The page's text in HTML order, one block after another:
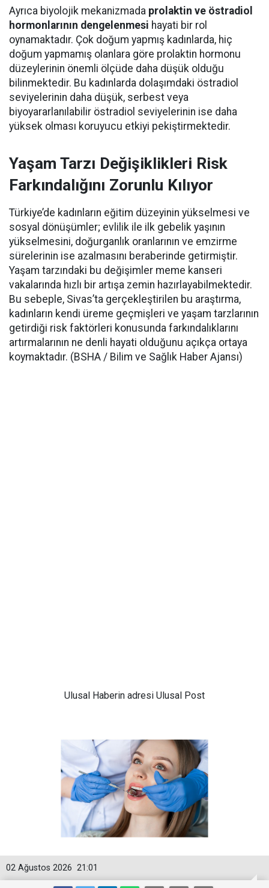
Ayrıca biyolojik mekanizmada prolaktin ve östradiol
hormonlarının dengelenmesi hayati bir rol
oynamaktadır. Çok doğum yapmış kadınlarda, hiç
doğum yapmamış olanlara göre prolaktin hormonu
düzeylerinin önemli ölçüde daha düşük olduğu
bilinmektedir. Bu kadınlarda dolaşımdaki östradiol
seviyelerinin daha düşük, serbest veya
biyoyararlanılabilir östradiol seviyelerinin ise daha
yüksek olması koruyucu etkiyi pekiştirmektedir.
Yaşam Tarzı Değişiklikleri Risk
Farkındalığını Zorunlu Kılıyor
Türkiye’de kadınların eğitim düzeyinin yükselmesi ve
sosyal dönüşümler; evlilik ile ilk gebelik yaşının
yükselmesini, doğurganlık oranlarının ve emzirme
sürelerinin ise azalmasını beraberinde getirmiştir.
Yaşam tarzındaki bu değişimler meme kanseri
vakalarında hızlı bir artışa zemin hazırlayabilmektedir.
Bu sebeple, Sivas’ta gerçekleştirilen bu araştırma,
kadınların kendi üreme geçmişleri ve yaşam tarzlarının
getirdiği risk faktörleri konusunda farkındalıklarını
artırmalarının ne denli hayati olduğunu açıkça ortaya
koymaktadır. (BSHA / Bilim ve Sağlık Haber Ajansı)
Ulusal Haberin adresi Ulusal Post
21:01
02 Ağustos 2026